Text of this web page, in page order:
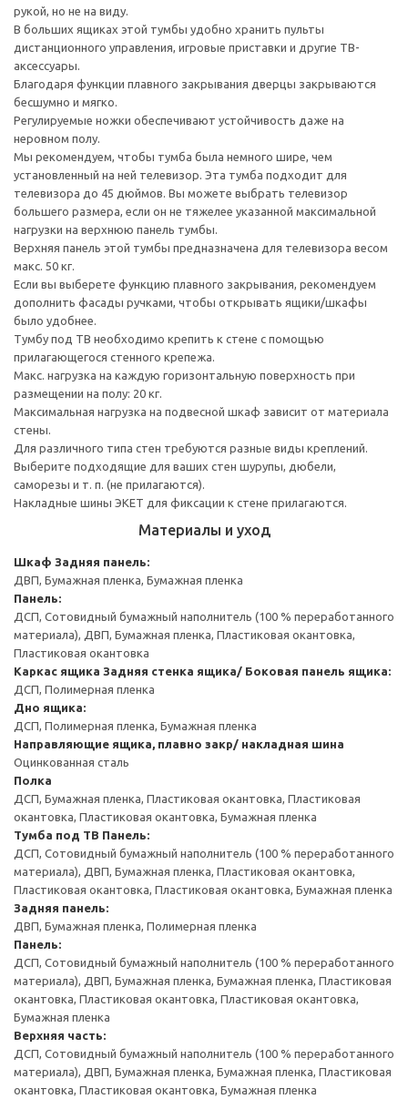
рукой, но не на виду.
В больших ящиках этой тумбы удобно хранить пульты
дистанционного управления, игровые приставки и другие ТВ-
аксессуары.
Благодаря функции плавного закрывания дверцы закрываются
бесшумно и мягко.
Регулируемые ножки обеспечивают устойчивость даже на
неровном полу.
Мы рекомендуем, чтобы тумба была немного шире, чем
установленный на ней телевизор. Эта тумба подходит для
телевизора до 45 дюймов. Вы можете выбрать телевизор
большего размера, если он не тяжелее указанной максимальной
нагрузки на верхнюю панель тумбы.
Верхняя панель этой тумбы предназначена для телевизора весом
макс. 50 кг.
Если вы выберете функцию плавного закрывания, рекомендуем
дополнить фасады ручками, чтобы открывать ящики/шкафы
было удобнее.
Тумбу под ТВ необходимо крепить к стене с помощью
прилагающегося стенного крепежа.
Макс. нагрузка на каждую горизонтальную поверхность при
размещении на полу: 20 кг.
Максимальная нагрузка на подвесной шкаф зависит от материала
стены.
Для различного типа стен требуются разные виды креплений.
Выберите подходящие для ваших стен шурупы, дюбели,
саморезы и т. п. (не прилагаются).
Накладные шины ЭКЕТ для фиксации к стене прилагаются.
Материалы и уход
Шкаф Задняя панель:
ДВП, Бумажная пленка, Бумажная пленка
Панель:
ДСП, Сотовидный бумажный наполнитель (100 % переработанного
материала), ДВП, Бумажная пленка, Пластиковая окантовка,
Пластиковая окантовка
Каркас ящика Задняя стенка ящика/ Боковая панель ящика:
ДСП, Полимерная пленка
Дно ящика:
ДСП, Полимерная пленка, Бумажная пленка
Направляющие ящика, плавно закр/ накладная шина
Оцинкованная сталь
Полка
ДСП, Бумажная пленка, Пластиковая окантовка, Пластиковая
окантовка, Пластиковая окантовка, Бумажная пленка
Тумба под ТВ Панель:
ДСП, Сотовидный бумажный наполнитель (100 % переработанного
материала), ДВП, Бумажная пленка, Пластиковая окантовка,
Пластиковая окантовка, Пластиковая окантовка, Бумажная пленка
Задняя панель:
ДВП, Бумажная пленка, Полимерная пленка
Панель:
ДСП, Сотовидный бумажный наполнитель (100 % переработанного
материала), ДВП, Бумажная пленка, Бумажная пленка, Пластиковая
окантовка, Пластиковая окантовка, Пластиковая окантовка,
Бумажная пленка
Верхняя часть:
ДСП, Сотовидный бумажный наполнитель (100 % переработанного
материала), ДВП, Бумажная пленка, Бумажная пленка, Пластиковая
окантовка, Пластиковая окантовка, Бумажная пленка